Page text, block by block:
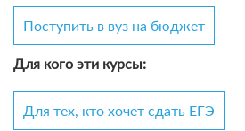
Поступить в вуз на бюджет
Для кого эти курсы:
Для тех, кто хочет сдать ЕГЭ